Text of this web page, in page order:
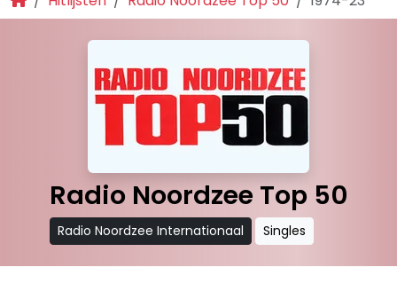
Radio Noordzee Top 50
Radio Noordzee Internationaal Singles